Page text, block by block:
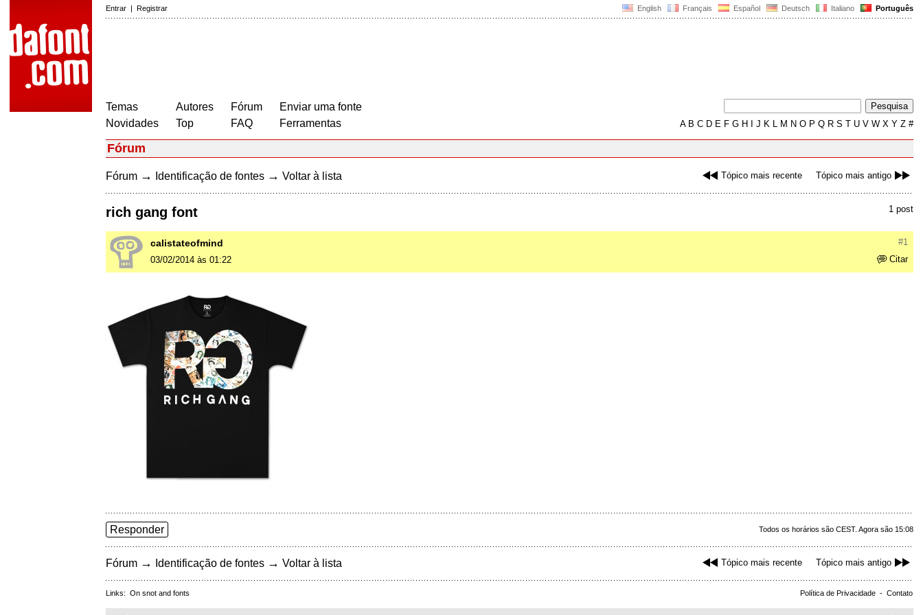
English Français Español Deutsch Italiano Português
Entrar | Registrar
Temas
Novidades
Autores
Top
Fórum
FAQ
Enviar uma fonte
Ferramentas
AB C D E F G H J K L M N O P Q R S T U V W X Y Z #
Fórum
Tópico mais recente Tópico mais antigo
Fórum → Identificação de fontes → Voltar à lista
1 post
rich gang font
#1
calistateofmind
Citar
03/02/2014 às 01:22
Todos os horários são CEST. Agora são 15:08
Responder
Tópico mais recente Tópico mais antigo
Fórum → Identificação de fontes → Voltar à lista
Política de Privacidade - Contato
Links: On snot and fonts